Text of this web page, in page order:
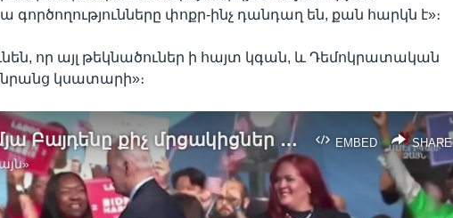
գործողությունները փոքր-ինչ դանդաղ են, քան հարկն է»։
որ այլ թեկնածուներ ի հայտ կգան, և Դեմոկրատական
նրանց կսատարի»։
EMBED SHARE
Ինչո՞ւ 80-ամյա Բայդենը քիչ մրցակիցներ ունի Դեմոկրատական կուսակցության ներսում